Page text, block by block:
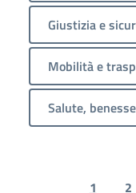
Giustizia e
Mobilità e
Salute,
1 2